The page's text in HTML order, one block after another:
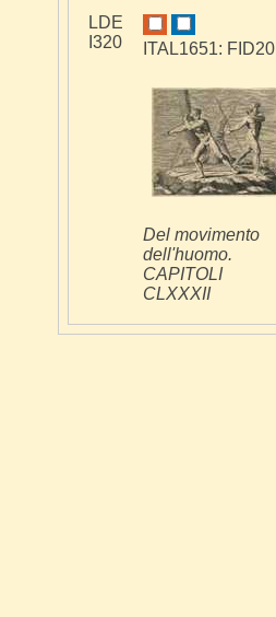
LDE
I320
ITAL1651: FID20
Del movimento
dell'huomo.
CAPITOLI
CLXXXII